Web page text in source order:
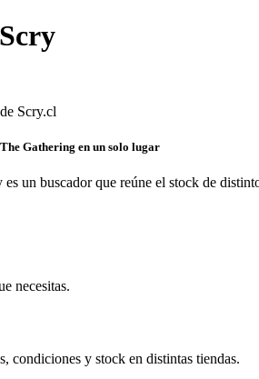
Scry.cl
Gathering en un solo lugar
un buscador que reúne el stock de
necesitas.
condiciones y stock en distintas tiendas.